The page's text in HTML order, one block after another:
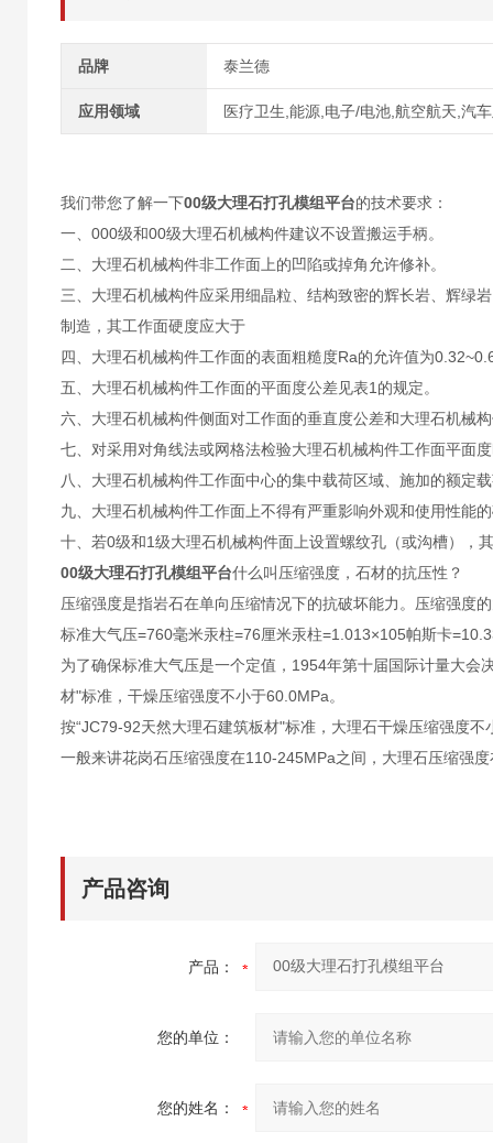
品牌 泰兰德
应用领域 医疗卫生,能源,电子/电池,航空航天,汽
我们带您了解一下00级大理石打孔模组平台的技术要求：
一、000级和00级大理石机械构件建议不设置搬运手柄。
二、大理石机械构件非工作面上的凹陷或掉角允许修补。
三、大理石机械构件应采用细晶粒、结构致密的辉长岩、辉绿
制造，其工作面硬度应大于
四、大理石机械构件工作面的表面粗糙度Ra的允许值为
五、大理石机械构件工作面的平面度公差见表1的规定。
六、大理石机械构件侧面对工作面的垂直度公差和大理石机械
七、对采用对角线法或网格法检验大理石机械构件工作面平面
八、大理石机械构件工作面中心的集中载荷区域、施加的额定
九、大理石机械构件工作面上不得有严重影响外观和使用性能
十、若0级和1级大理石机械构件面上设置螺纹孔（或沟槽），
00级大理石打孔模组平台什么叫压缩强度，石材的抗压性？
压缩强度是指岩石在单向压缩情况下的抗破坏能力。压缩强度
标准大气压=760毫米汞柱=76厘米汞柱=1.013×105帕斯卡
为了确保标准大气压是一个定值，1954年第十届国际计量大
材"标准，干燥压缩强度不小于60.0MPa。
按“JC79-92天然大理石建筑板材"标准，大理石干燥压缩强度不
一般来讲花岗石压缩强度在110-245MPa之间，大理石压缩强
产品咨询
产品：
您的单位：
您的姓名：